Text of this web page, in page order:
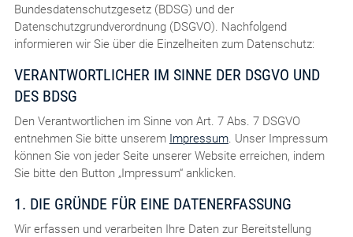
Bundesdatenschutzgesetz (BDSG) und der
Datenschutzgrundverordnung (DSGVO). Nachfolgend
informieren wir Sie über die Einzelheiten zum Datenschutz:
VERANTWORTLICHER IM SINNE DER DSGVO UND
DES BDSG
Den Verantwortlichen im Sinne von Art. 7 Abs. 7 DSGVO
entnehmen Sie bitte unserem Impressum. Unser Impressum
können Sie von jeder Seite unserer Website erreichen, indem
Sie bitte den Button „Impressum“ anklicken.
1. DIE GRÜNDE FÜR EINE DATENERFASSUNG
Wir erfassen und verarbeiten Ihre Daten zur Bereitstellung